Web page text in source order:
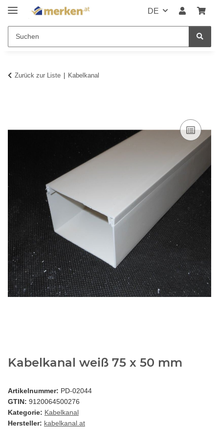
DE
Zurück zur Liste Kabelkanal
Kabelkanal weiß 75 x 50 mm
Artikelnummer: PD-02044
GTIN: 9120064500276
Kategorie: Kabelkanal
Hersteller: kabelkanal.at